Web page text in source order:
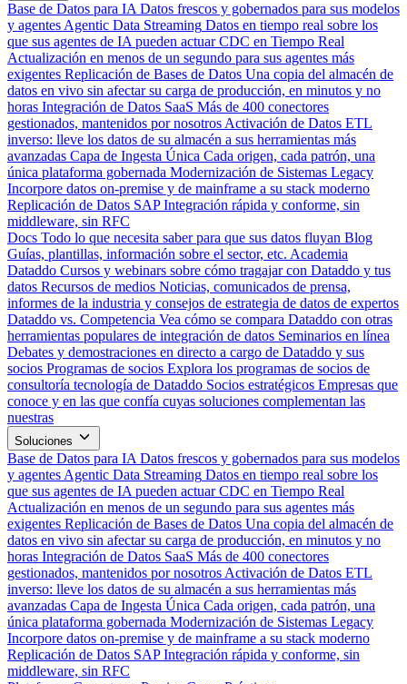
Base de Datos para IA Datos frescos y gobernados para sus modelos
y agentes Agentic Data Streaming Datos en tiempo real sobre los
que sus agentes de IA pueden actuar CDC en Tiempo Real
Actualización en menos de un segundo para sus agentes más
exigentes Replicación de Bases de Datos Una copia del almacén de
datos en vivo sin afectar su carga de producción, en minutos y no
horas Integración de Datos SaaS Más de 400 conectores
gestionados, mantenidos por nosotros Activación de Datos ETL
inverso: lleve los datos de su almacén a sus herramientas más
avanzadas Capa de Ingesta Única Cada origen, cada patrón, una
única plataforma gobernada Modernización de Sistemas Legacy
Incorpore datos on-premise y de mainframe a su stack moderno
Replicación de Datos SAP Integración rápida y conforme, sin
middleware, sin RFC
Docs Todo lo que necesita saber para que sus datos fluyan Blog
Guías, plantillas, información sobre el sector, etc. Academia
Dataddo Cursos y webinars sobre cómo tragajar con Dataddo y tus
datos Recursos de medios Noticias, comunicados de prensa,
informes de la industria y consejos de estrategia de datos de expertos
Dataddo vs. Competencia Vea cómo se compara Dataddo con otras
herramientas populares de integración de datos Seminarios en línea
Debates y demostraciones en directo a cargo de Dataddo y sus
socios Programas de socios Explora los programas de socios de
consultoría tecnología de Dataddo Socios estratégicos Empresas que
conoce y en las que confía cuyas soluciones complementan las
nuestras
Soluciones
Base de Datos para IA Datos frescos y gobernados para sus modelos
y agentes Agentic Data Streaming Datos en tiempo real sobre los
que sus agentes de IA pueden actuar CDC en Tiempo Real
Actualización en menos de un segundo para sus agentes más
exigentes Replicación de Bases de Datos Una copia del almacén de
datos en vivo sin afectar su carga de producción, en minutos y no
horas Integración de Datos SaaS Más de 400 conectores
gestionados, mantenidos por nosotros Activación de Datos ETL
inverso: lleve los datos de su almacén a sus herramientas más
avanzadas Capa de Ingesta Única Cada origen, cada patrón, una
única plataforma gobernada Modernización de Sistemas Legacy
Incorpore datos on-premise y de mainframe a su stack moderno
Replicación de Datos SAP Integración rápida y conforme, sin
middleware, sin RFC